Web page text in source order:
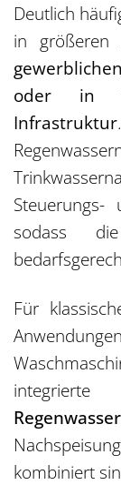
Deutlich
in größeren
oder in
Infrastruktur
Steuerungs-
sodass
Für
kombiniert